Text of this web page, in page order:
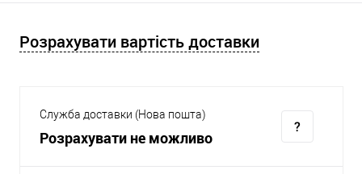
Розрахувати вартість доставки
Служба доставки (Нова пошта)
Розрахувати не можливо